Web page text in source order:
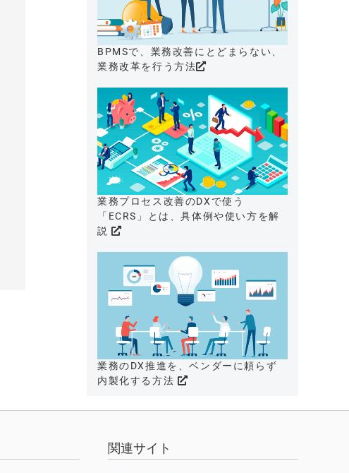
BPMSで、業務改善にとどまらない、
業務改革を行う方法
業務プロセス改善のDXで使う
「ECRS」とは、具体例や使い方を解
説
業務のDX推進を、ベンダーに頼らず
内製化する方法
関連サイト